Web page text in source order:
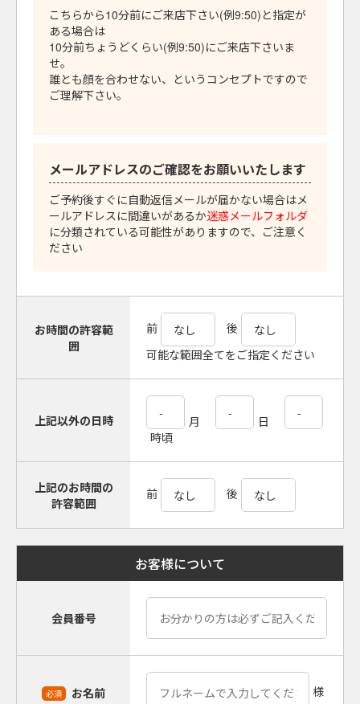
こちらから10分前にご来店下さい(例9:50)と指定が
ある場合は
10分前ちょうどくらい(例9:50)にご来店下さいま
せ。
誰とも顔を合わせない、というコンセプトですので
ご理解下さい。
メールアドレスのご確認をお願いいたします
ご予約後すぐに自動返信メールが届かない場合はメ
ールアドレスに間違いがあるか迷惑メールフォルダ
に分類されている可能性がありますので、ご注意く
ださい
お時間の許容範
囲
前
後
可能な範囲全てをご指定ください
上記以外の日時 月
日
時頃
上記のお時間の
許容範囲
前 後
お客様について
会員番号
必須 お名前 様